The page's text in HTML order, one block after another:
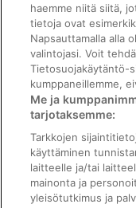
ebookers BONUS+ -
Oikeudelliset tiedot / ota
Sisältövaatimukset ja
Tuki
Ota yhteyttä
Varauksen
Varaa lento lentoyhtiön
Hyvityksen hakeminen
haemme niitä siitä,
tietoja ovat
Napsauttamalla alla
valintojasi. Voit
Tietosuojakäytäntö-
kumppaneillemme,
Me ja
tarjotaksemme:
Tarkkojen
käyttäminen
laitteelle ja/tai
mainonta ja
yleisötutkimus ja